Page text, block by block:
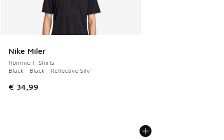
Nike Miler
Homme T-Shirts
Black - Black - Reflective Silv
€ 34,99